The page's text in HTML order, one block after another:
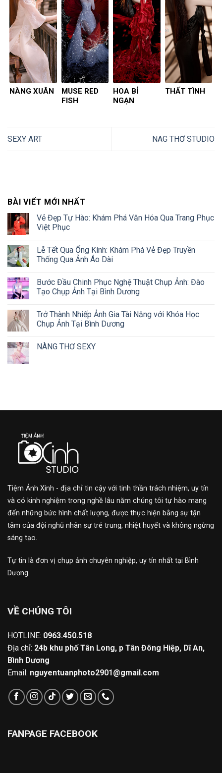
NÀNG XUÂN
MUSE RED
FISH
HOA BỈ
NGẠN
THẤT TÌNH
SEXY ART NAG THƠ STUDIO
BÀI VIẾT MỚI NHẤT
Vẻ Đẹp Tự Hào: Khám Phá Văn Hóa Qua Trang Phục
Việt Phục
Lễ Tết Qua Ống Kính: Khám Phá Vẻ Đẹp Truyền
Thống Qua Ảnh Áo Dài
Bước Đầu Chinh Phục Nghệ Thuật Chụp Ảnh: Đào
Tạo Chụp Ảnh Tại Bình Dương
Trở Thành Nhiếp Ảnh Gia Tài Năng với Khóa Học
Chụp Ảnh Tại Bình Dương
NÀNG THƠ SEXY
Tiệm Ảnh Xinh - địa chỉ tin cậy với tinh thần trách nhiệm, uy tín
và có kinh nghiệm trong nghề lâu năm chúng tôi tự hào mang
đến những bức hình chất lượng, được thực hiện bằng sự tận
tâm của đội nghũ nhân sự trẻ trung, nhiệt huyết và không ngừng
sáng tạo.
Tự tin là đơn vị chụp ảnh chuyên nghiệp, uy tín nhất tại Bình
Dương.
VỀ CHÚNG TÔI
HOTLINE: 0963.450.518
Địa chỉ: 24b khu phố Tân Long, p Tân Đông Hiệp, Dĩ An,
Bình Dương
Email: nguyentuanphoto2901@gmail.com
FANPAGE FACEBOOK